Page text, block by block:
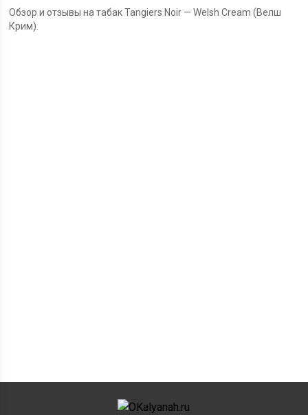
Обзор и отзывы на табак Tangiers Noir — Welsh Cream (Велш
Крим).